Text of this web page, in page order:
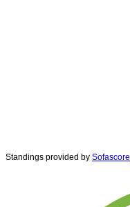
Standings provided by Sofascore